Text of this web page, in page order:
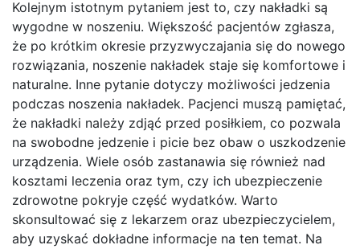
Kolejnym istotnym pytaniem jest to, czy nakładki są
wygodne w noszeniu. Większość pacjentów zgłasza,
że po krótkim okresie przyzwyczajania się do nowego
rozwiązania, noszenie nakładek staje się komfortowe i
naturalne. Inne pytanie dotyczy możliwości jedzenia
podczas noszenia nakładek. Pacjenci muszą pamiętać,
że nakładki należy zdjąć przed posiłkiem, co pozwala
na swobodne jedzenie i picie bez obaw o uszkodzenie
urządzenia. Wiele osób zastanawia się również nad
kosztami leczenia oraz tym, czy ich ubezpieczenie
zdrowotne pokryje część wydatków. Warto
skonsultować się z lekarzem oraz ubezpieczycielem,
aby uzyskać dokładne informacje na ten temat. Na